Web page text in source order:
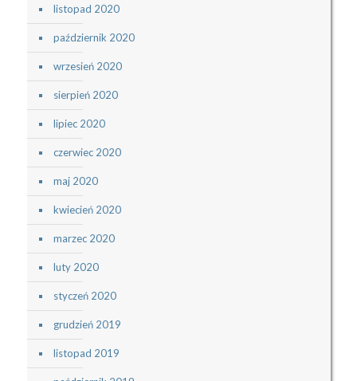
listopad 2020
październik 2020
wrzesień 2020
sierpień 2020
lipiec 2020
czerwiec 2020
maj 2020
kwiecień 2020
marzec 2020
luty 2020
styczeń 2020
grudzień 2019
listopad 2019